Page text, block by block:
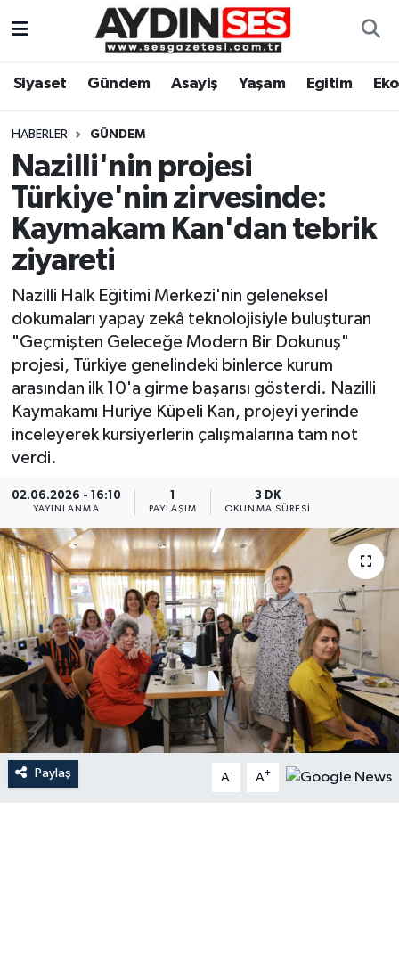
Siyaset Gündem Asayiş Yaşam Eğitim
HABERLER GÜNDEM
Nazilli'nin projesi
Türkiye'nin zirvesinde:
Kaymakam Kan'dan tebrik
ziyareti
Nazilli Halk Eğitimi Merkezi'nin geleneksel
dokumaları yapay zekâ teknolojisiyle buluşturan
"Geçmişten Geleceğe Modern Bir Dokunuş"
projesi, Türkiye genelindeki binlerce kurum
arasından ilk 10'a girme başarısı gösterdi. Nazilli
Kaymakamı Huriye Küpeli Kan, projeyi yerinde
inceleyerek kursiyerlerin çalışmalarına tam not
verdi.
02.06.2026 - 16:10
YAYINLANMA PAYLAŞIM
3 DK
OKUNMA SÜRESI
Paylaş A- A+
Gündem
Siyaset
Ekonomi
Yaşam
Eğitim
Kültür Sanat
Spor
Aydın Hava Durumu
Aydin Namaz Vakitleri
Aydın Trafik Yoğunluk Haritası
Süper Lig Puan Durumu ve Fikstür
Tüm Manşetler
Son Dakika Haberleri
Haber Arşivi